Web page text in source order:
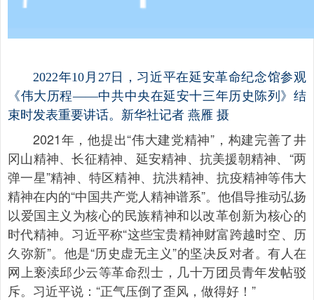
2022年10月27日，习近平在延安革命纪念馆参观
《伟大历程——中共中央在延安十三年历史陈列》结
束时发表重要讲话。新华社记者 燕雁 摄
2021年，他提出“伟大建党精神”，构建完善了井
冈山精神、长征精神、延安精神、抗美援朝精神、“两
弹一星”精神、特区精神、抗洪精神、抗疫精神等伟大
精神在内的“中国共产党人精神谱系”。他倡导推动弘扬
以爱国主义为核心的民族精神和以改革创新为核心的
时代精神。习近平称“这些宝贵精神财富跨越时空、历
久弥新”。他是“历史虚无主义”的坚决反对者。有人在
网上亵渎邱少云等革命烈士，几十万团员青年发帖驳
斥。习近平说：“正气压倒了歪风，做得好！”